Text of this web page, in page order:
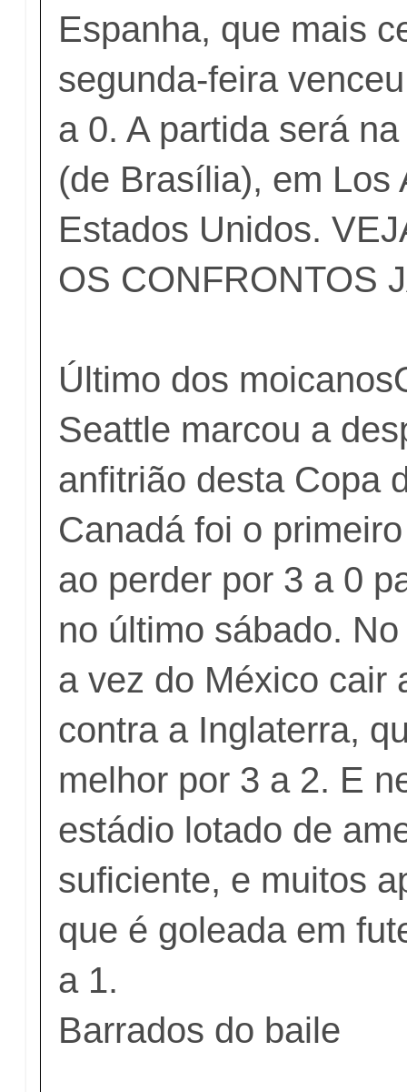
Espanha, que mais
segunda-feira
a 0. A partida será
(de Brasília), em Los
Estados Unidos.
OS CONFRONTOS
Último dos
Seattle marcou a
anfitrião desta Copa
Canadá foi o
ao perder por 3 a 0
no último sábado.
a vez do México cair
contra a Inglaterra,
melhor por 3 a 2. E
estádio lotado de
suficiente, e muitos
que é goleada em
a 1.
Barrados do baile